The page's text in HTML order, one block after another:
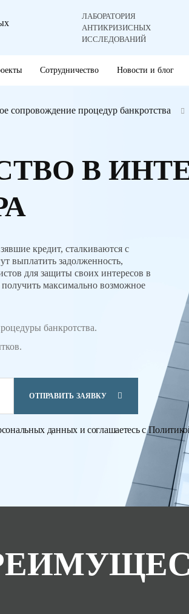
сопровождение процедур банкротства
В
кредит, сталкиваются с
выплатить задолженность,
для защиты своих интересов в
максимально возможное
банкротства.
ОТПРАВИТЬ ЗАЯВКУ
данныхи соглашаетесь с
ЛАБОРАТОРИЯ
АНТИКРИЗИСНЫХ
ИССЛЕДОВАНИЙ
Сотрудничество Новости и блог